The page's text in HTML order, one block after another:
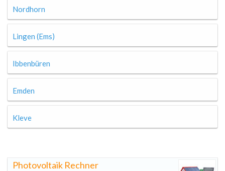
Nordhorn
Lingen (Ems)
Ibbenbüren
Emden
Kleve
Photovoltaik Rechner